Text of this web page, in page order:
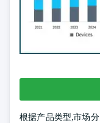
根据产品类型,市场